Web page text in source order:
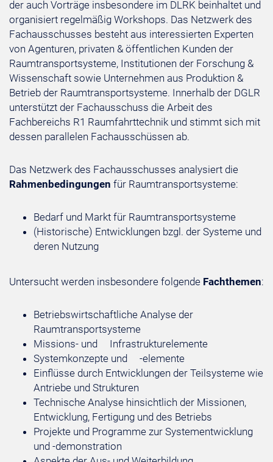
der auch Vorträge insbesondere im DLRK beinhaltet und
organisiert regelmäßig Workshops. Das Netzwerk des
Fachausschusses besteht aus interessierten Experten
von Agenturen, privaten & öffentlichen Kunden der
Raumtransportsysteme, Institutionen der Forschung &
Wissenschaft sowie Unternehmen aus Produktion &
Betrieb der Raumtransportsysteme. Innerhalb der DGLR
unterstützt der Fachausschuss die Arbeit des
Fachbereichs R1 Raumfahrttechnik und stimmt sich mit
dessen parallelen Fachausschüssen ab.
Das Netzwerk des Fachausschusses analysiert die
Rahmenbedingungen für Raumtransportsysteme:
Bedarf und Markt für Raumtransportsysteme
(Historische) Entwicklungen bzgl. der Systeme und
deren Nutzung
Untersucht werden insbesondere folgende Fachthemen:
Betriebswirtschaftliche Analyse der
Raumtransportsysteme
Missions- und Infrastrukturelemente
Systemkonzepte und -elemente
Einflüsse durch Entwicklungen der Teilsysteme wie
Antriebe und Strukturen
Technische Analyse hinsichtlich der Missionen,
Entwicklung, Fertigung und des Betriebs
Projekte und Programme zur Systementwicklung
und -demonstration